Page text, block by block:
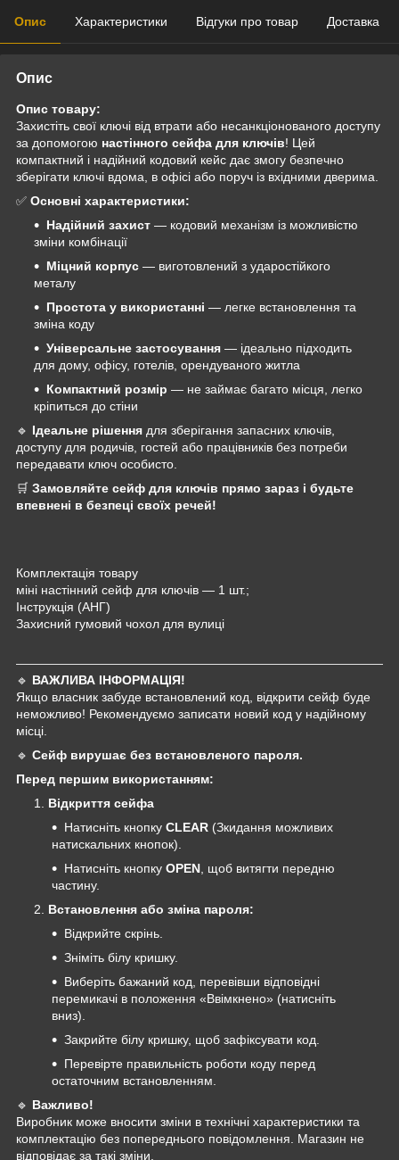
Опис Характеристики Відгуки про товар Доставка
Опис
Опис товару:
Захистіть свої ключі від втрати або несанкціонованого доступу
за допомогою настінного сейфа для ключів! Цей
компактний і надійний кодовий кейс дає змогу безпечно
зберігати ключі вдома, в офісі або поруч із вхідними дверима.
✅ Основні характеристики:
Надійний захист — кодовий механізм із можливістю
зміни комбінації
Міцний корпус — виготовлений з ударостійкого
металу
Простота у використанні — легке встановлення та
зміна коду
Універсальне застосування — ідеально підходить
для дому, офісу, готелів, орендуваного житла
Компактний розмір — не займає багато місця, легко
кріпиться до стіни
🔹 Ідеальне рішення для зберігання запасних ключів,
доступу для родичів, гостей або працівників без потреби
передавати ключ особисто.
🛒 Замовляйте сейф для ключів прямо зараз і будьте
впевнені в безпеці своїх речей!
Комплектація товару
міні настінний сейф для ключів — 1 шт.;
Інструкція (АНГ)
Захисний гумовий чохол для вулиці
🔹 ВАЖЛИВА ІНФОРМАЦІЯ!
Якщо власник забуде встановлений код, відкрити сейф буде
неможливо! Рекомендуємо записати новий код у надійному
місці.
🔹 Сейф вирушає без встановленого пароля.
Перед першим використанням:
Відкриття сейфа
Натисніть кнопку CLEAR (Зкидання можливих
натискальних кнопок).
Натисніть кнопку OPEN , щоб витягти передню
частину.
Встановлення або зміна пароля:
Відкрийте скрінь.
Зніміть білу кришку.
Виберіть бажаний код, перевівши відповідні
перемикачі в положення «Ввімкнено» (натисніть
вниз).
Закрийте білу кришку, щоб зафіксувати код.
Перевірте правильність роботи коду перед
остаточним встановленням.
🔹 Важливо!
Виробник може вносити зміни в технічні характеристики та
комплектацію без попереднього повідомлення. Магазин не
відповідає за такі зміни.